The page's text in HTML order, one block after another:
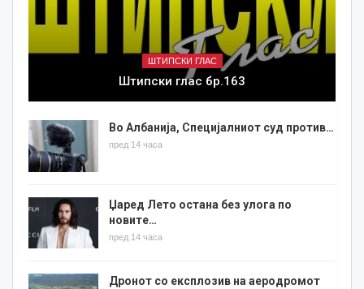
ШТИПСКИ ГЛАС
Штипски глас бр.163
Во Албанија, Специјалниот суд против…
пред 14 часа
Џаред Лето остана без улога по
новите…
пред 14 часа
Дронот со експлозив на аеродромот